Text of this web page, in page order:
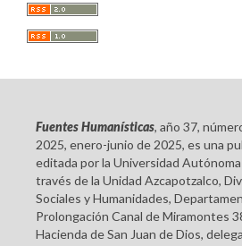
Fuentes Humanísticas, año 37,
2025, enero-junio de 2025, es una
editada por la Universidad
través de la Unidad Azcapotzalco,
Sociales y Humanidades,
Prolongación Canal de Miramontes
Hacienda de San Juan de Dios,